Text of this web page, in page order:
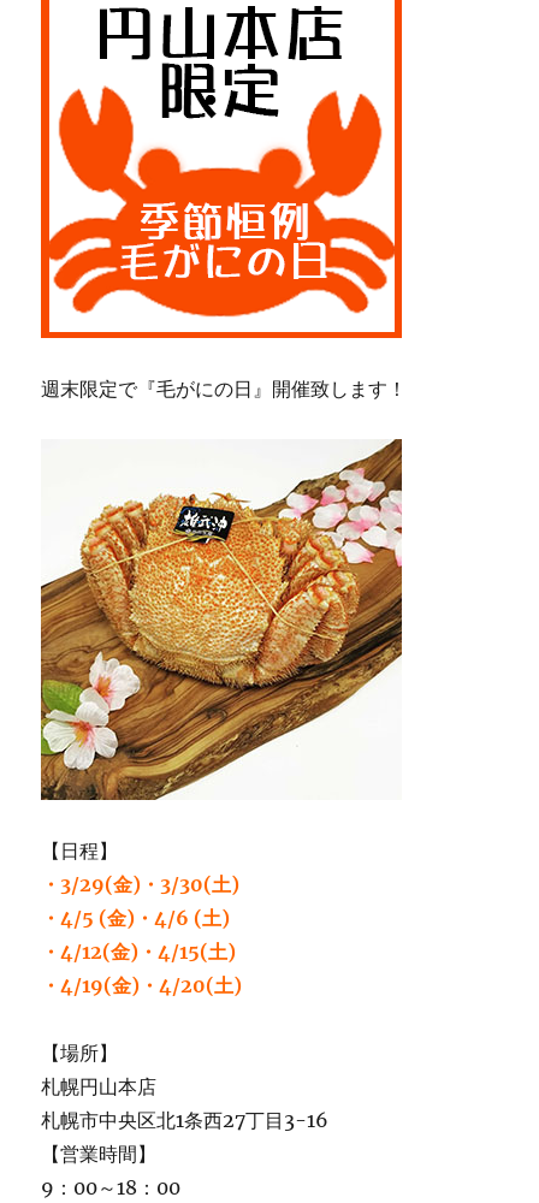
週末限定で『毛がにの日』開催致します！
【日程】
・3/29(金)・3/30(土)
・4/5 (金)・4/6 (土)
・4/12(金)・4/15(土)
・4/19(金)・4/20(土)
【場所】
札幌円山本店
札幌市中央区北1条西27丁目3-16
【営業時間】
9：00～18：00